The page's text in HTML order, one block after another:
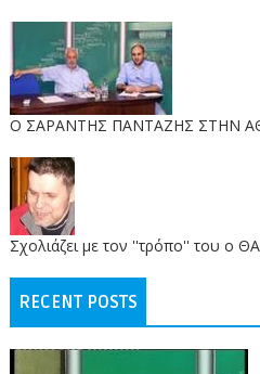
O ΣΑΡΑΝΤΗΣ ΠΑΝΤΑΖΗΣ ΣΤΗΝ
Σχολιάζει με τον ''τρόπο'' του ο
RECENT POSTS